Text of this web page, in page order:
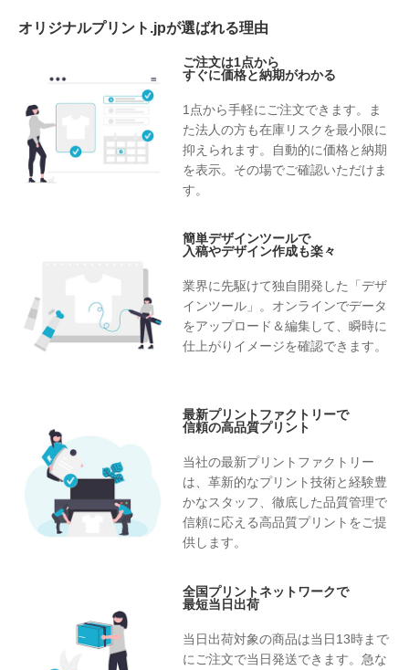
オリジナルプリント.jpが選ばれる理由
ご注文は1点から
すぐに価格と納期がわかる
1点から手軽にご注文できます。ま
た法人の方も在庫リスクを最小限に
抑えられます。自動的に価格と納期
を表示。その場でご確認いただけま
す。
簡単デザインツールで
入稿やデザイン作成も楽々
業界に先駆けて独自開発した「デザ
インツール」。オンラインでデータ
をアップロード＆編集して、瞬時に
仕上がりイメージを確認できます。
最新プリントファクトリーで
信頼の高品質プリント
当社の最新プリントファクトリー
は、革新的なプリント技術と経験豊
かなスタッフ、徹底した品質管理で
信頼に応える高品質プリントをご提
供します。
全国プリントネットワークで
最短当日出荷
当日出荷対象の商品は当日13時まで
にご注文で当日発送できます。急な